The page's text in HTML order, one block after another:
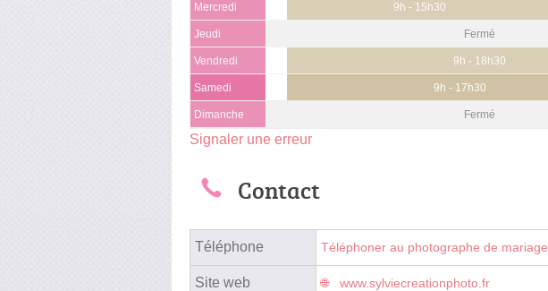
Mercredi 9h - 15h30
Jeudi Fermé
Vendredi 9h - 18h30
Samedi 9h - 17h30
Dimanche Fermé
Signaler une erreur
Contact
Téléphone Téléphoner au photographe de mariage
Site web www.sylviecreationphoto.fr